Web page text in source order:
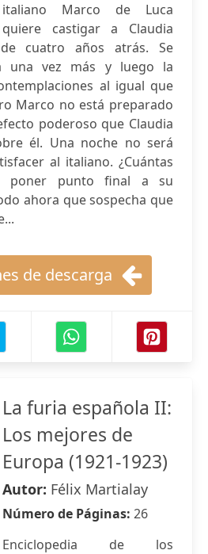
italiano Marco de Luca
quiere castigar a Claudia
cuatro años atrás. Se
una vez más y luego la
al igual que
Marco no está preparado
poderoso que Claudia
él. Una noche no será
al italiano. ¿Cuántas
poner punto final a su
ahora que sospecha que
de descarga
La furia española II:
Los mejores de
Europa (1921-1923)
Autor: Félix Martialay
Número de Páginas: 26
Enciclopedia de los